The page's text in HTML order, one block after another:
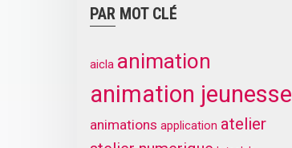
PAR MOT CLÉ
aicla animation
animation jeunesse
animations application atelier